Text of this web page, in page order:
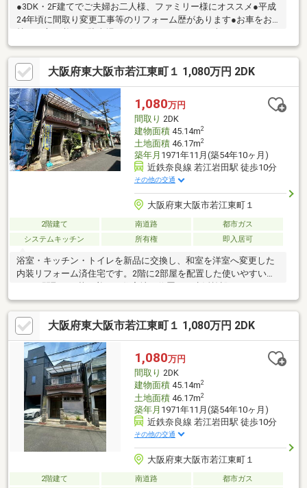
●3DK・2F建てでご夫婦お二人様、ファミリー様にオススメ●平成
24年頃に間取り変更工事等のリフォーム歴があります●お車をお
全居室に収納+バルコニーにも収納有●物件価格がお求めやすく、
収益物件として家賃収入を得ることも可能●スーパー・飲食店・
幼稚園が徒歩10分圏内と近く、便利な立地です●水回り設備の変
更等リフォームプランのご提案・住宅ローンとセットでリフォー
ムローンも組ませて頂きますので安心です専門知識を持ったスタ
ッフがお客様にあった住宅ローンのご提案を致します。他社様で
はできないリフォーム費用のご提案が可能となります。
大阪府東大阪市若江東町１ 1,080万円 2DK
1,080万円
間取り 2DK
建物面積45.14m2
土地面積46.17m2
築年月 1971年11月(築54年10ヶ月)
近鉄奈良線 若江岩田駅 徒歩10分
その他の交通
大阪府東大阪市若江東町１
2階建て 南道路
都市ガス
システムキッチン
所有権 即入居可
浴室・キッチン・トイレを新品に交換し、和室を洋室へ変更した
内装リフォーム済住宅です。2階に2部屋を配置した使いやすい
スも良好です。リフォーム済のため、新生活をイメージしやすい
住まいとなっています。
大阪府東大阪市若江東町１ 1,080万円 2DK
1,080万円
間取り 2DK
建物面積45.14m2
土地面積46.17m2
築年月 1971年11月(築54年10ヶ月)
近鉄奈良線 若江岩田駅 徒歩10分
その他の交通
大阪府東大阪市若江東町１
2階建て 南道路
都市ガス